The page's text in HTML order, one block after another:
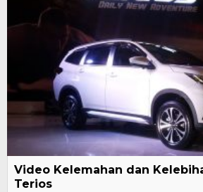
Video Kelemahan dan
Terios